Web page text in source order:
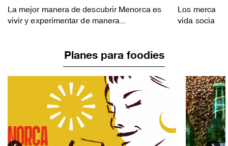
La mejor manera de descubrir Menorca es
vivir y experimentar de manera...
Los
vida social
Planes para foodies